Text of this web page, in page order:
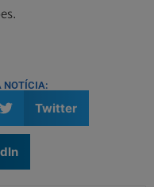
NOTÍCIA:
Twitter